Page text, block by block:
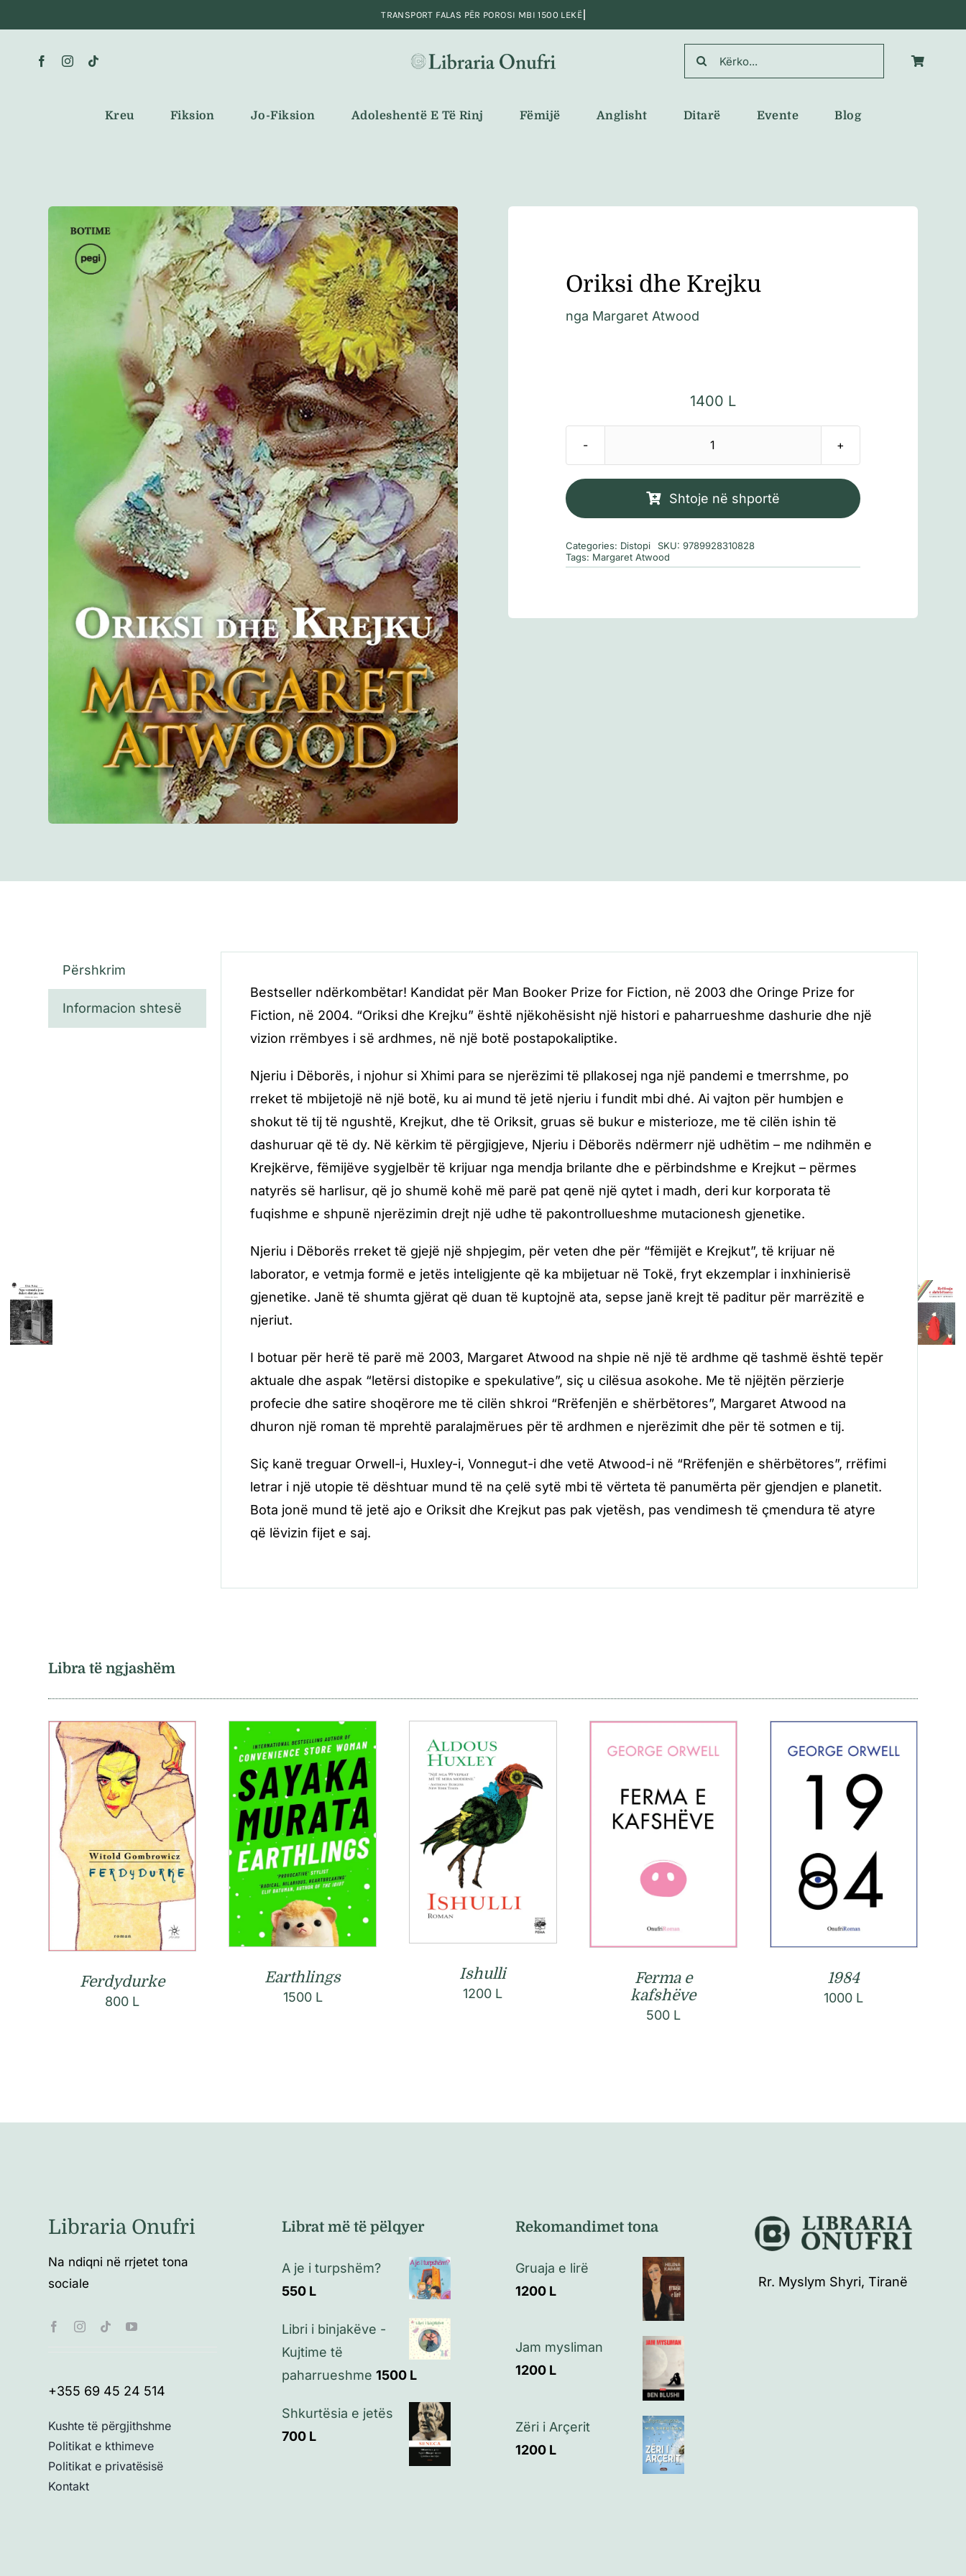
to
content
Search
for:
Kreu Fiksion Jo-Fiksion Adoleshentë E Të Rinj Fëmijë Anglisht Ditarë Evente Blog
Oriksi dhe Krejku
nga Margaret Atwood
1400 L
Sasi
dhe
Shtoje në shportë
Categories: Distopi SKU: 9789928310828
Tags: Margaret Atwood
Përshkrim
Informacion shtesë
Bestseller ndërkombëtar! Kandidat për Man Booker Prize for Fiction, në 2003 dhe Oringe Prize for
Fiction, në 2004. “Oriksi dhe Krejku” është njëkohësisht një histori e paharrueshme dashurie dhe një
vizion rrëmbyes i së ardhmes, në një botë postapokaliptike.
Njeriu i Dëborës, i njohur si Xhimi para se njerëzimi të pllakosej nga një pandemi e tmerrshme, po
rreket të mbijetojë në një botë, ku ai mund të jetë njeriu i fundit mbi dhé. Ai vajton për humbjen e
shokut të tij të ngushtë, Krejkut, dhe të Oriksit, gruas së bukur e misterioze, me të cilën ishin të
dashuruar që të dy. Në kërkim të përgjigjeve, Njeriu i Dëborës ndërmerr një udhëtim – me ndihmën e
Krejkërve, fëmijëve sygjelbër të krijuar nga mendja brilante dhe e përbindshme e Krejkut – përmes
natyrës së harlisur, që jo shumë kohë më parë pat qenë një qytet i madh, deri kur korporata të
fuqishme e shpunë njerëzimin drejt një udhe të pakontrollueshme mutacionesh gjenetike.
Njeriu i Dëborës rreket të gjejë një shpjegim, për veten dhe për “fëmijët e Krejkut”, të krijuar në
laborator, e vetmja formë e jetës inteligjente që ka mbijetuar në Tokë, fryt ekzemplar i inxhinierisë
gjenetike. Janë të shumta gjërat që duan të kuptojnë ata, sepse janë krejt të paditur për marrëzitë e
njeriut.
I botuar për herë të parë më 2003, Margaret Atwood na shpie në një të ardhme që tashmë është tepër
aktuale dhe aspak “letërsi distopike e spekulative”, siç u cilësua asokohe. Me të njëjtën përzierje
profecie dhe satire shoqërore me të cilën shkroi “Rrëfenjën e shërbëtores”, Margaret Atwood na
dhuron një roman të mprehtë paralajmërues për të ardhmen e njerëzimit dhe për të sotmen e tij.
Siç kanë treguar Orwell-i, Huxley-i, Vonnegut-i dhe vetë Atwood-i në “Rrëfenjën e shërbëtores”, rrëfimi
letrar i një utopie të dështuar mund të na çelë sytë mbi të vërteta të panumërta për gjendjen e planetit.
Bota jonë mund të jetë ajo e Oriksit dhe Krejkut pas pak vjetësh, pas vendimesh të çmendura të atyre
që lëvizin fijet e saj.
Libra të ngjashëm
Ferdydurke
800 L
Earthlings
1500 L
Ishulli
1200 L
Ferma e
kafshëve
500 L
1984
1000 L
Libraria Onufri
Na ndiqni në rrjetet tona
sociale
+355 69 45 24 514
Kushte të përgjithshme
Politikat e kthimeve
Politikat e privatësisë
Kontakt
Librat më të pëlqyer
A je i turpshëm?
550 L
Libri i binjakëve -
Kujtime të
paharrueshme 1500 L
Shkurtësia e jetës
700 L
Rekomandimet tona
Gruaja e lirë
1200 L
Jam mysliman
1200 L
Zëri i Arçerit
1200 L
Rr. Myslym Shyri, Tiranë